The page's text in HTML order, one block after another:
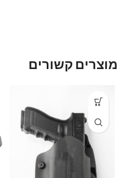
מוצרים קשורים